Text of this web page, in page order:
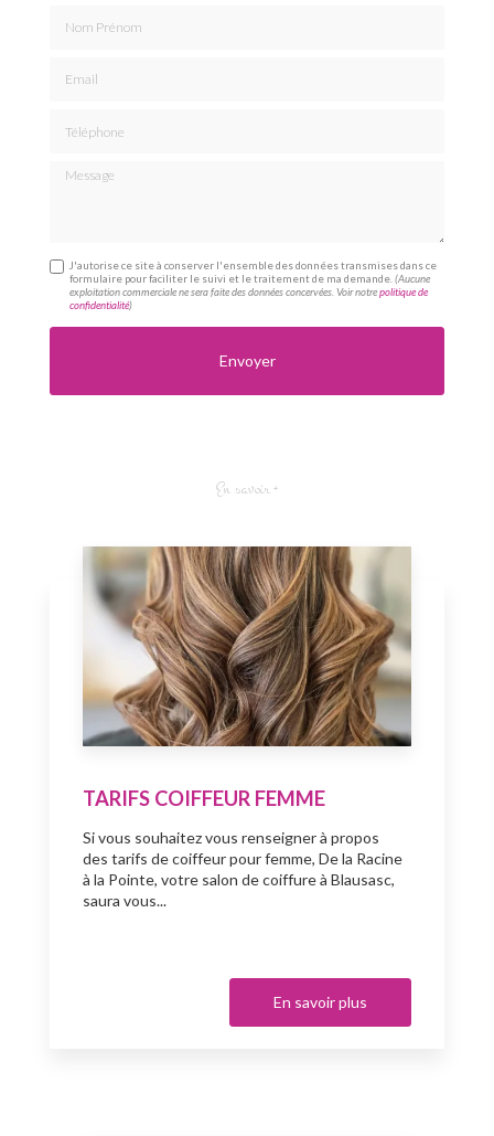
Message
J'autorise ce site à conserver l'ensemble des données transmises dans ce
formulaire pour faciliter le suivi et le traitement de ma demande.(Aucune
exploitation commerciale ne sera faite des données concervées. Voir notrepolitique de
confidentialité)
En savoir +
TARIFS COIFFEUR FEMME
Si vous souhaitez vous renseigner à propos
des tarifs de coiffeur pour femme, De la Racine
à la Pointe, votre salon de coiffure à Blausasc,
saura vous...
En savoir plus